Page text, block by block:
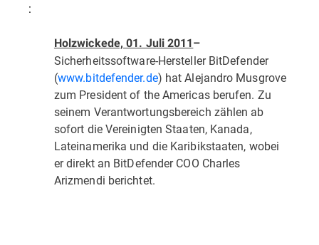
:
Holzwickede, 01. Juli 2011–
Sicherheitssoftware-Hersteller BitDefender
(www.bitdefender.de) hat Alejandro Musgrove
zum President of the Americas berufen. Zu
seinem Verantwortungsbereich zählen ab
sofort die Vereinigten Staaten, Kanada,
Lateinamerika und die Karibikstaaten, wobei
er direkt an BitDefender COO Charles
Arizmendi berichtet.